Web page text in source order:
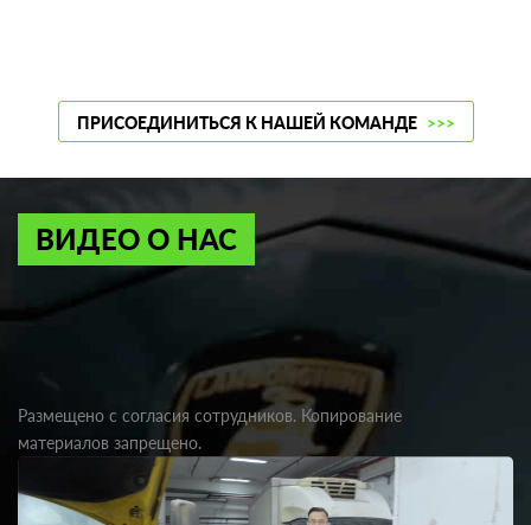
ПРИСОЕДИНИТЬСЯ К НАШЕЙ КОМАНДЕ >>>
ВИДЕО О НАС
Размещено с согласия сотрудников. Копирование
материалов запрещено.